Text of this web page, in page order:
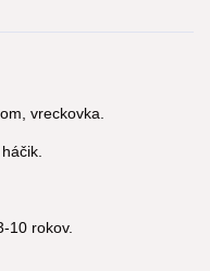
vreckovka.
10 rokov.